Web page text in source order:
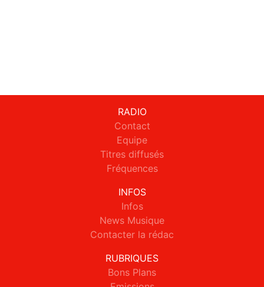
RADIO
Contact
Equipe
Titres diffusés
Fréquences
INFOS
Infos
News Musique
Contacter la rédac
RUBRIQUES
Bons Plans